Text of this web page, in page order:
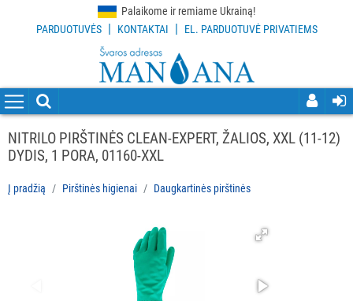
Palaikome ir remiame Ukrainą!
PARDUOTUVĖS | KONTAKTAI | EL. PARDUOTUVĖ PRIVATIEMS
VALYMO
PRIEMONĖS
VALYMO
NITRILO PIRŠTINĖS CLEAN-EXPERT, ŽALIOS, XXL (11-12)
DYDIS, 1 PORA, 01160-XXL
Į pradžią Pirštinės higienai Daugkartinės pirštinės